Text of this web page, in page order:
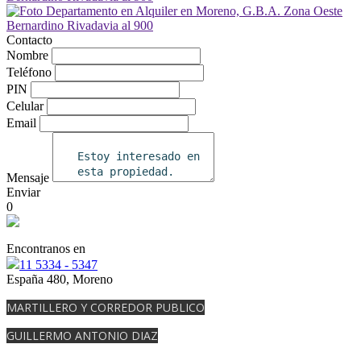
Contacto
Nombre
Teléfono
PIN
Celular
Email
Mensaje
Enviar
0
Encontranos en
11 5334 - 5347
España 480, Moreno
MARTILLERO Y CORREDOR PUBLICO
GUILLERMO ANTONIO DIAZ